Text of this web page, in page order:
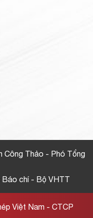
Công Thảo - Phó Tổng
Báo chí - Bộ VHTT
Việt Nam - CTCP